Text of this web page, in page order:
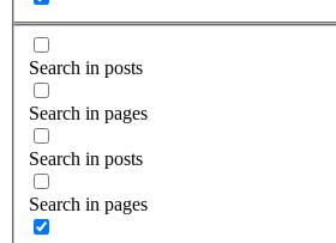
Search in posts
Search in pages
Search in posts
Search in pages